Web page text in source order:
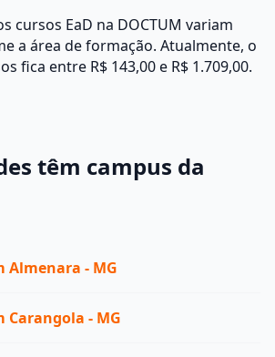
cursos EaD na DOCTUM variam
a área de formação. Atualmente, o
fica entre R$ 143,00 e R$ 1.709,00.
têm campus da
Almenara - MG
Carangola - MG